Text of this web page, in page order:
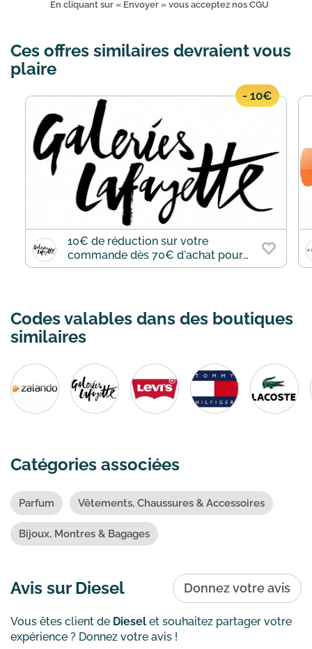
En cliquant sur « Envoyer » vous acceptez nos CGU
Ces offres similaires devraient vous
plaire
- 10€
10€ de réduction sur votre
commande dès 70€ d'achat pour
les nouveaux clients
Codes valables dans des boutiques
similaires
Catégories associées
Parfum Vêtements, Chaussures & Accessoires
Bijoux, Montres & Bagages
Avis sur Diesel Donnez votre avis
Vous êtes client de Diesel et souhaitez partager votre
expérience ? Donnez votre avis !